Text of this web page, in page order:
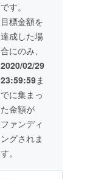
い！ 是
非家族
や恋人
にプレ
ゼント
して下
さい。
ご希望
のサイ
ズと枚
数を備
考欄に
ご記載
イズ
です。
目標金額を
達成した場
合にのみ、
2020/02/29
23:59:59ま
でに集まっ
た金額が
ファンディ
ングされま
す。